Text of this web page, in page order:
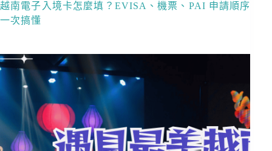
越南電子入境卡怎麼填？EVISA、機票、PAI 申請順序
一次搞懂